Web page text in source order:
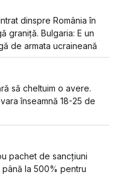
dinspre România în
graniță. Bulgaria: E un
de armata ucraineană
să cheltuim o avere.
înseamnă 18-25 de
pachet de sancțiuni
la 500% pentru